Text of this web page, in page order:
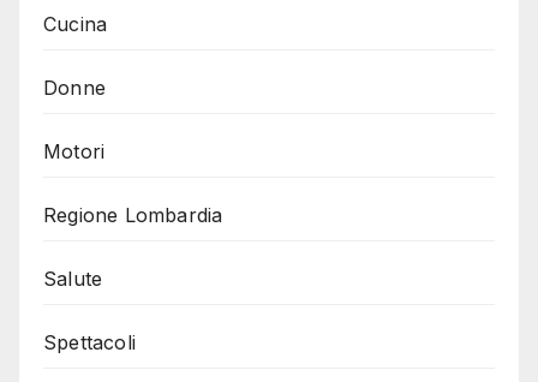
Cucina
Donne
Motori
Regione Lombardia
Salute
Spettacoli